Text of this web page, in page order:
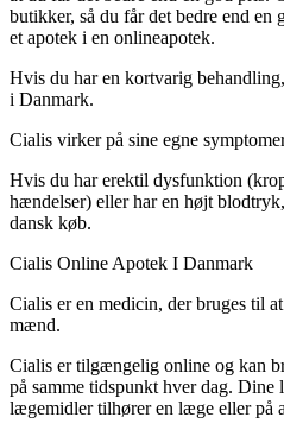
butikker, så du får det bedre end
et apotek i en onlineapotek.
Hvis du har en kortvarig
i Danmark.
Cialis virker på sine egne
Hvis du har erektil dysfunktion
hændelser) eller har en højt
dansk køb.
Cialis Online Apotek I Danmark
Cialis er en medicin, der bruges til
mænd.
Cialis er tilgængelig online og kan
på samme tidspunkt hver dag.
lægemidler tilhører en læge eller på